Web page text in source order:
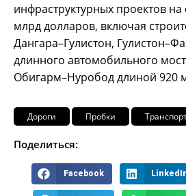
инфраструктурных проектов
млрд долларов, включая
Дангара–Гулистон,
длинного автомобильного
Обигарм–Нуробод длиной 920
Дороги Пробки
Поделиться:
Facebook